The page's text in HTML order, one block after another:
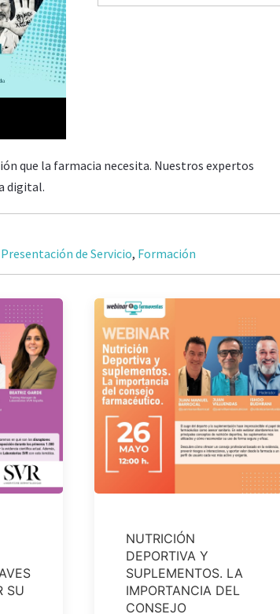
que la farmacia necesita. Nuestros expertos
digital.
Presentación de Servicio, Formación
SU
NUTRICIÓN
DEPORTIVA Y
SUPLEMENTOS. LA
IMPORTANCIA DEL
CONSEJO